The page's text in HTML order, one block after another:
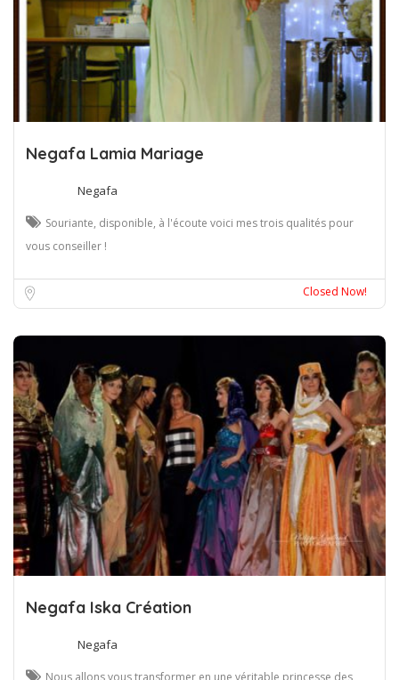
Negafa Lamia Mariage
Negafa
Souriante, disponible, à l'écoute voici mes trois qualités pour
vous conseiller !
Closed Now!
Negafa Iska Création
Negafa
Nous allons vous transformer en une véritable princesse des